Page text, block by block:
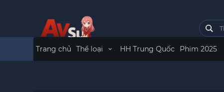
Trang chủ Thể loại HH Trung Quốc Phim 2025